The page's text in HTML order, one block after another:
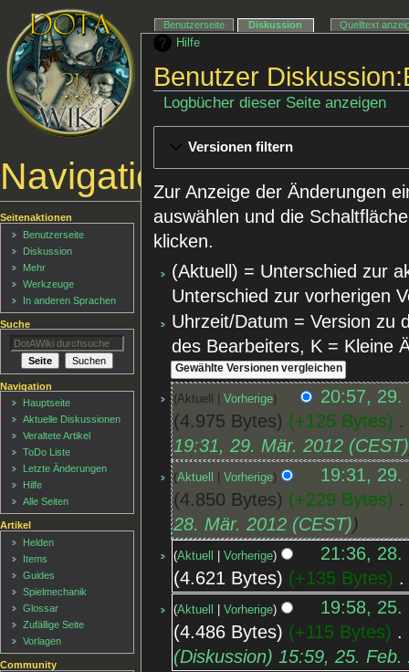
Hilfe
Benutzer
Logbücher dieser Seite anzeigen
Versionen filtern
Zur Anzeige der Änderungen
auswählen und die
klicken.
(Aktuell) = Unterschied zur
Unterschied zur vorherigen
Uhrzeit/Datum = Version zu
des Bearbeiters, K = Kleine
Aktuell Vorherige
20:57, 29.
4.975 Bytes
+125 Bytes
19:31, 29. Mär. 2012 (CEST)
Aktuell Vorherige
19:31, 29.
4.850 Bytes
+229 Bytes
28. Mär. 2012 (CEST)
Aktuell Vorherige
21:36, 28.
4.621 Bytes
+135 Bytes
Aktuell Vorherige
19:58, 25.
4.486 Bytes
+115 Bytes
(Diskussion) 15:59, 25. Feb.
Navigationsmenü
Benutzerseite Diskussion Quelltext
Seitenaktionen
Benutzerseite
Diskussion
Mehr
Werkzeuge
In anderen Sprachen
Suche
Navigation
Hauptseite
Aktuelle Diskussionen
Veraltete Artikel
ToDo Liste
Letzte Änderungen
Hilfe
Alle Seiten
Artikel
Helden
Items
Guides
Spielmechanik
Glossar
Zufällige Seite
Vorlagen
Community